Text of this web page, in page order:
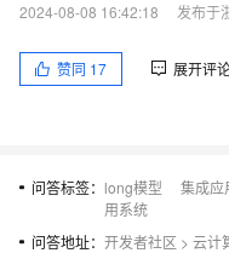
2024-08-08 16:42:18
发布于
赞同 17 展开评
问答标签： long模型 集成应
用系统
问答地址： 开发者社区 > 云计